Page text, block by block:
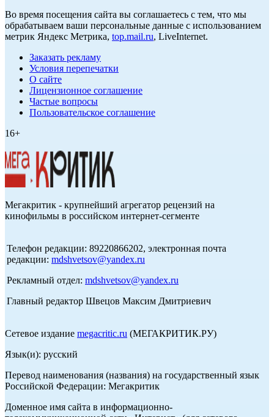
Во время посещения сайта вы соглашаетесь с тем, что мы
обрабатываем ваши персональные данные с использованием
метрик Яндекс Метрика, top.mail.ru, LiveInternet.
Заказать рекламу
Условия перепечатки
О сайте
Лицензионное соглашение
Частые вопросы
Пользовательское соглашение
16+
Мегакритик - крупнейший агрегатор рецензий на
кинофильмы в российском интернет-сегменте
Телефон редакции: 89220866202, электронная почта
редакции: mdshvetsov@yandex.ru
Рекламный отдел: mdshvetsov@yandex.ru
Главный редактор Швецов Максим Дмитриевич
Сетевое издание megacritic.ru (МЕГАКРИТИК.РУ)
Язык(и): русский
Перевод наименования (названия) на государственный язык
Российской Федерации: Мегакритик
Доменное имя сайта в информационно-